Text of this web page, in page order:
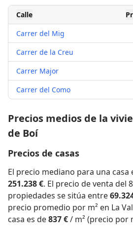
Calle
Carrer del Mig
Carrer de la Creu
Carrer Major
Carrer del Como
Precios medios de la
de Boí
Precios de casas
El precio mediano para una casa
251.238 €. El precio de venta del
propiedades se sitúa entre
precio promedio por m² en La
casa es de837 €/ m² (precio por